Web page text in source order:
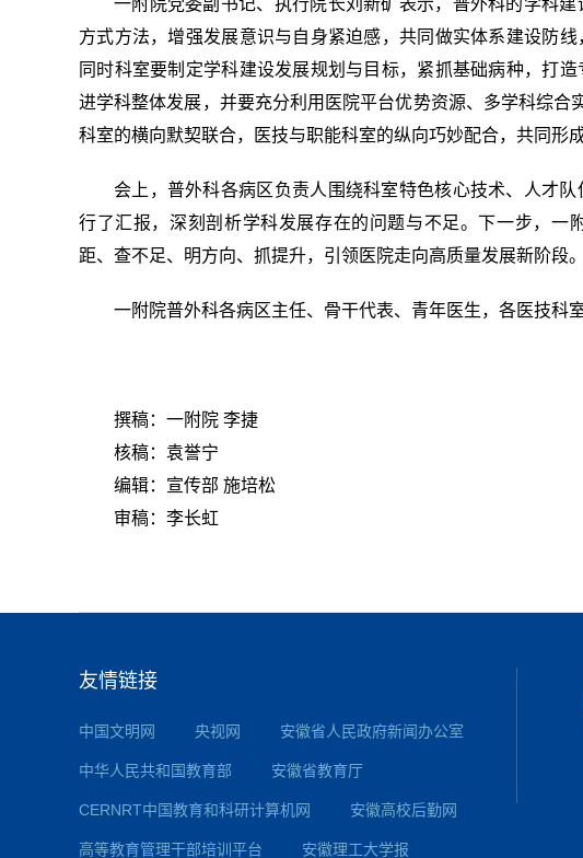
方式方法，增强发展意识与自身紧迫感，共同做实体系建设防
同时科室要制定学科建设发展规划与目标，紧抓基础病种，打
进学科整体发展，并要充分利用医院平台优势资源、多学科综
科室的横向默契联合，医技与职能科室的纵向巧妙配合，共同形
会上，普外科各病区负责人围绕科室特色核心技术、人才
行了汇报，深刻剖析学科发展存在的问题与不足。下一步，一
距、查不足、明方向、抓提升，引领医院走向高质量发展新阶段。
一附院普外科各病区主任、骨干代表、青年医生，各医技科
撰稿：一附院 李捷
核稿：袁誉宁
编辑：宣传部 施培松
审稿：李长虹
友情链接
中国文明网 央视网 安徽省人民政府新闻办公室
中华人民共和国教育部 安徽省教育厅
CERNRT中国教育和科研计算机网 安徽高校后勤网
高等教育管理干部培训平台 安徽理工大学报